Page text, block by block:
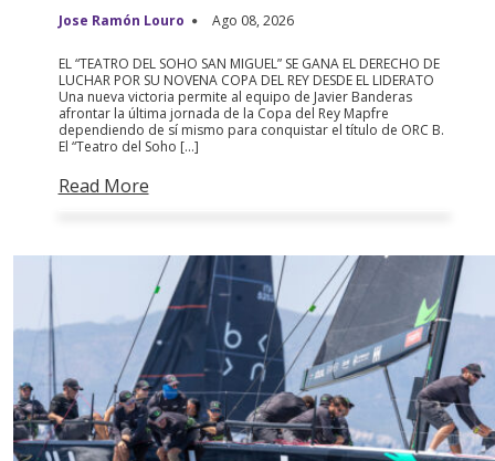
Jose Ramón Louro Ago 08, 2026
EL “TEATRO DEL SOHO SAN MIGUEL” SE GANA EL DERECHO DE
LUCHAR POR SU NOVENA COPA DEL REY DESDE EL LIDERATO
Una nueva victoria permite al equipo de Javier Banderas
afrontar la última jornada de la Copa del Rey Mapfre
dependiendo de sí mismo para conquistar el título de ORC B.
El “Teatro del Soho […]
Read More